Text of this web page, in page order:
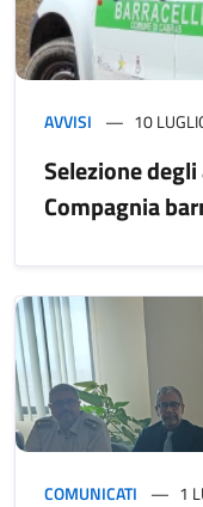
AVVISI 10
Selezione
Compagnia
COMUNICATI 1